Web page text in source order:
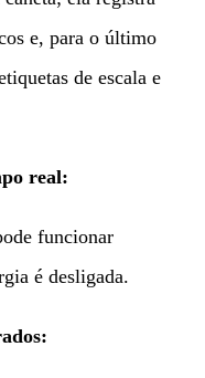
e, para o último
de escala e
real:
funcionar
é desligada.